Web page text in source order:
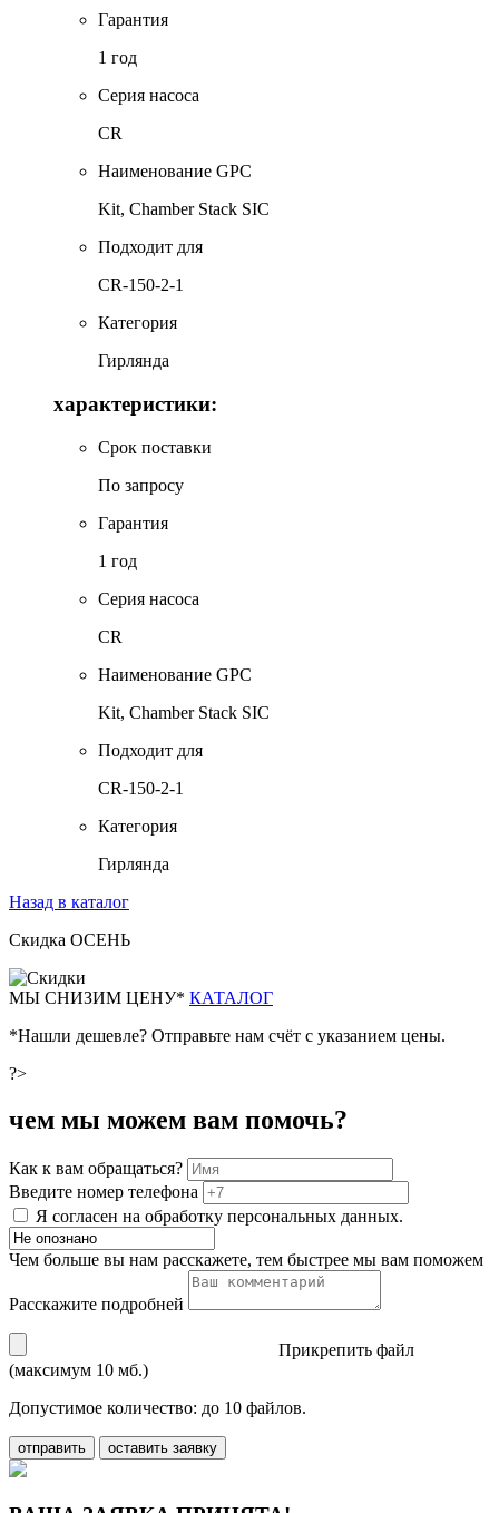
Гарантия
1 год
Серия насоса
CR
Наименование GPC
Kit, Chamber Stack SIC
Подходит для
CR-150-2-1
Категория
Гирлянда
характеристики:
Срок поставки
По запросу
Гарантия
1 год
Серия насоса
CR
Наименование GPC
Kit, Chamber Stack SIC
Подходит для
CR-150-2-1
Категория
Гирлянда
Назад в каталог
Скидка ОСЕНЬ
МЫ СНИЗИМ ЦЕНУ* КАТАЛОГ
*Нашли дешевле? Отправьте нам счёт с указанием цены.
?>
чем мы можем вам помочь?
Как к вам обращаться?
Введите номер телефона
Я согласен на обработку персональных данных.
Чем больше вы нам расскажете, тем быстрее мы вам поможем
Расскажите подробней
Прикрепить файл
(максимум 10 мб.)
Допустимое количество: до 10 файлов.
отправить оставить заявку